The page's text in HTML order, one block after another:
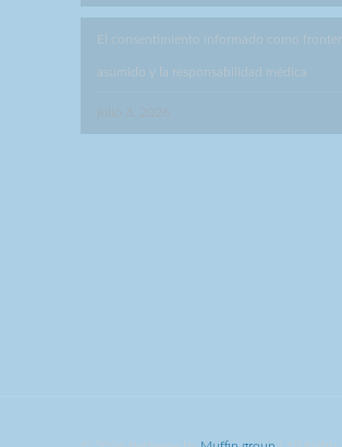
El consentimiento informado como
asumido y la responsabilidad médica
julio 3, 2026